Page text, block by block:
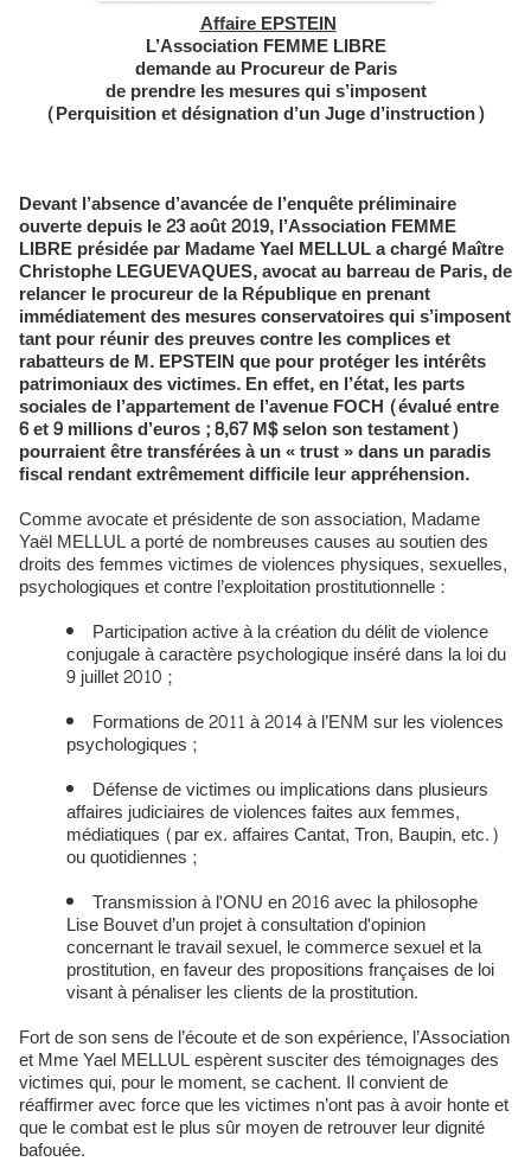
Affaire EPSTEIN
L’Association FEMME LIBRE
demande au Procureur de Paris
de prendre les mesures qui s’imposent
(Perquisition et désignation d’un Juge d’instruction)
Devant l’absence d’avancée de l’enquête préliminaire
ouverte depuis le 23 août 2019, l’Association FEMME
LIBRE présidée par Madame Yael MELLUL a chargé Maître
Christophe LEGUEVAQUES, avocat au barreau de Paris, de
relancer le procureur de la République en prenant
immédiatement des mesures conservatoires qui s’imposent
tant pour réunir des preuves contre les complices et
rabatteurs de M. EPSTEIN que pour protéger les intérêts
patrimoniaux des victimes. En effet, en l’état, les parts
sociales de l’appartement de l’avenue FOCH (évalué entre
6 et 9 millions d’euros ; 8,67 M$ selon son testament)
pourraient être transférées à un « trust » dans un paradis
fiscal rendant extrêmement difficile leur appréhension.
Comme avocate et présidente de son association, Madame
Yaël MELLUL a porté de nombreuses causes au soutien des
droits des femmes victimes de violences physiques, sexuelles,
psychologiques et contre l’exploitation prostitutionnelle :
Participation active à la création du délit de violence
conjugale à caractère psychologique inséré dans la loi du
9 juillet 2010 ;
Formations de 2011 à 2014 à l’ENM sur les violences
psychologiques ;
Défense de victimes ou implications dans plusieurs
affaires judiciaires de violences faites aux femmes,
médiatiques (par ex. affaires Cantat, Tron, Baupin, etc.)
ou quotidiennes ;
Transmission à l'ONU en 2016 avec la philosophe
Lise Bouvet d’un projet à consultation d'opinion
concernant le travail sexuel, le commerce sexuel et la
prostitution, en faveur des propositions françaises de loi
visant à pénaliser les clients de la prostitution.
Fort de son sens de l’écoute et de son expérience, l’Association
et Mme Yael MELLUL espèrent susciter des témoignages des
victimes qui, pour le moment, se cachent. Il convient de
réaffirmer avec force que les victimes n’ont pas à avoir honte et
que le combat est le plus sûr moyen de retrouver leur dignité
bafouée.